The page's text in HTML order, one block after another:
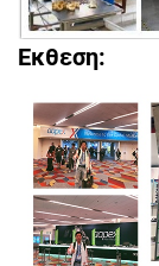
Έκθεση: